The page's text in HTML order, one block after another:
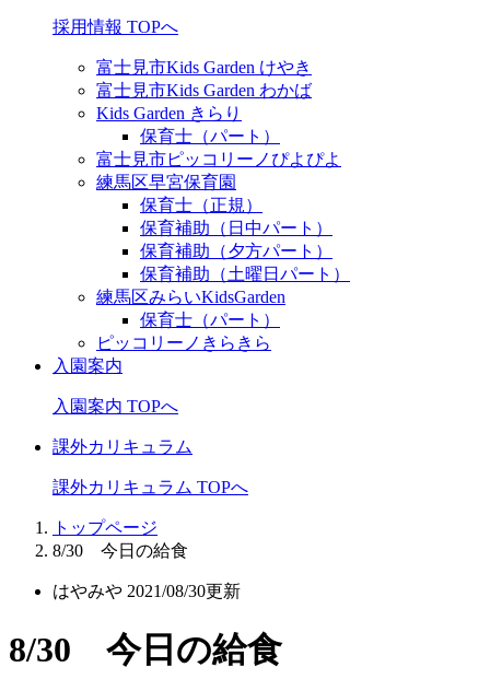
採用情報 TOPへ
富士見市Kids Garden けやき
富士見市Kids Garden わかば
Kids Garden きらり
保育士（パート）
富士見市ピッコリーノぴよぴよ
練馬区早宮保育園
保育士（正規）
保育補助（日中パート）
保育補助（夕方パート）
保育補助（土曜日パート）
練馬区みらいKidsGarden
保育士（パート）
ピッコリーノきらきら
入園案内
入園案内 TOPへ
課外カリキュラム
課外カリキュラム TOPへ
トップページ
8/30 今日の給食
はやみや 2021/08/30更新
8/30 今日の給食